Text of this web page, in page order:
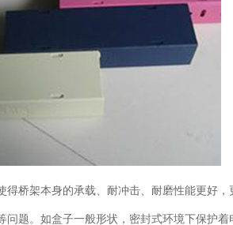
桥架本身的承载、耐冲击、耐磨性能更好
题。如盒子一般形状，密封式环境下保护